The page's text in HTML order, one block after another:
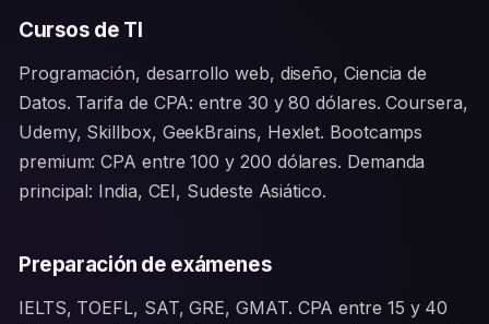
Cursos de TI
Programación, desarrollo web, diseño, Ciencia de
Datos. Tarifa de CPA: entre 30 y 80 dólares. Coursera,
Udemy, Skillbox, GeekBrains, Hexlet. Bootcamps
premium: CPA entre 100 y 200 dólares. Demanda
principal: India, CEI, Sudeste Asiático.
Preparación de exámenes
IELTS, TOEFL, SAT, GRE, GMAT. CPA entre 15 y 40